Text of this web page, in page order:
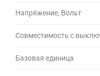
Напряжение, Вольт
Совместимость с
Базовая единица